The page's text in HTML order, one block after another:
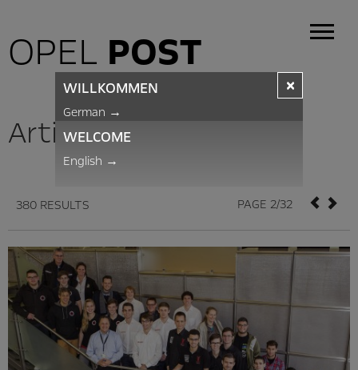
OPEL POST
Articles
380 RESULTS PAGE 2/32
×
WILLKOMMEN
German →
WELCOME
English →